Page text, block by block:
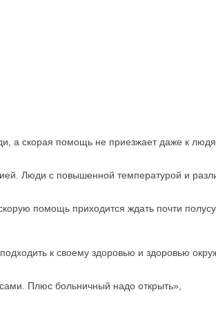
а скорая помощь не приезжает даже к
Люди с повышенной температурой и
помощь приходится ждать почти
к своему здоровью и здоровью
Плюс больничный надо открыть»,